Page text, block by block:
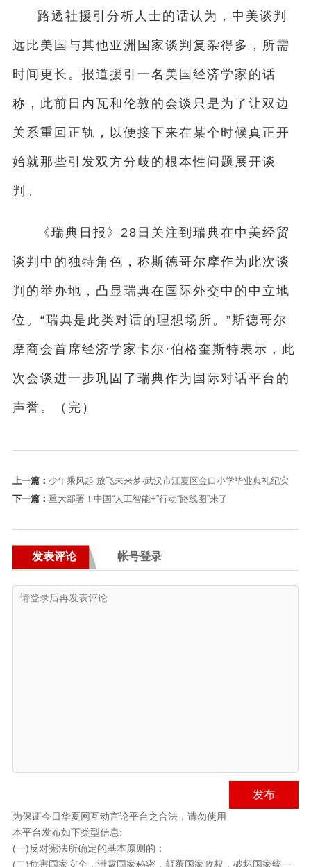
路透社援引分析人士的话认为，中美谈判
远比美国与其他亚洲国家谈判复杂得多，所需
时间更长。报道援引一名美国经济学家的话
称，此前日内瓦和伦敦的会谈只是为了让双边
关系重回正轨，以便接下来在某个时候真正开
始就那些引发双方分歧的根本性问题展开谈
判。
《瑞典日报》28日关注到瑞典在中美经贸
谈判中的独特角色，称斯德哥尔摩作为此次谈
判的举办地，凸显瑞典在国际外交中的中立地
位。“瑞典是此类对话的理想场所。”斯德哥尔
摩商会首席经济学家卡尔·伯格奎斯特表示，此
次会谈进一步巩固了瑞典作为国际对话平台的
声誉。（完）
上一篇： 少年乘风起 放飞未来梦·武汉市江夏区金口小学毕业典礼纪实
下一篇： 重大部署！中国“人工智能+”行动“路线图”来了
发表评论 帐号登录
发布
为保证今日华夏网互动言论平台之合法，请勿使用
本平台发布如下类型信息:
(一)反对宪法所确定的基本原则的；
(二)危害国家安全，泄露国家秘密，颠覆国家政权，破坏国家统一